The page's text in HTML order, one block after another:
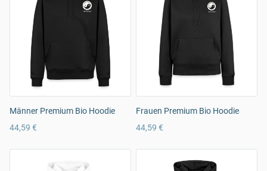
Männer Premium Bio Hoodie
44,59 €
Frauen Premium Bio Hoodie
44,59 €